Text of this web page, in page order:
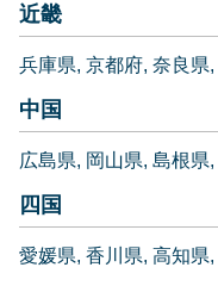
近畿
兵庫県 京都府 奈良県
中国
広島県 岡山県 島根県
四国
愛媛県 香川県 高知県